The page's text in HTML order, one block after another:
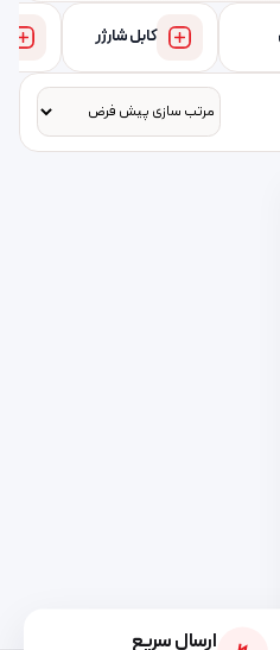
کابل شارژر
باشد. گزینه ها ممکن است در
ارسال سریع